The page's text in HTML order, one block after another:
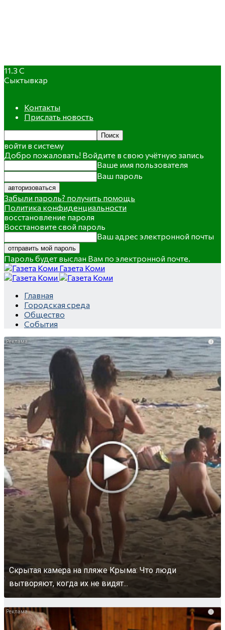
11.3 C
Сыктывкар
Контакты
Прислать новость
войти в систему
Добро пожаловать! Войдите в свою учётную запись
Ваше имя пользователя
Ваш пароль
Забыли пароль? получить помощь
Политика конфиденциальности
восстановление пароля
Восстановите свой пароль
Ваш адрес электронной почты
Пароль будет выслан Вам по электронной почте.
Газета Коми
Главная
Городская среда
Общество
События
i
Скрытая камера на пляже Крыма: Что люди
вытворяют, когда их не видят...
i